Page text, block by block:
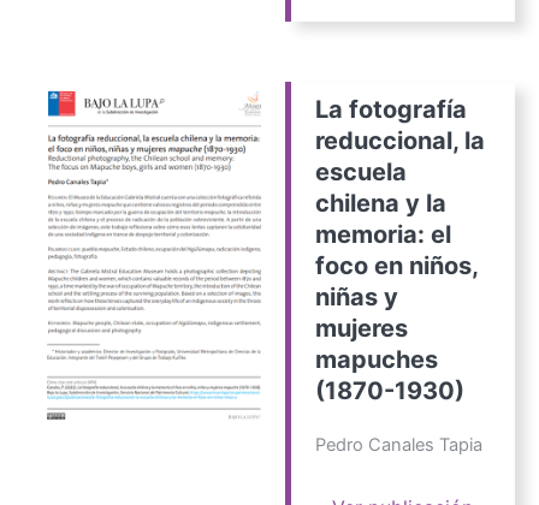
La fotografía
reduccional, la
escuela
chilena y la
memoria: el
foco en niños,
niñas y
mujeres
mapuches
(1870-1930)
Pedro Canales Tapia